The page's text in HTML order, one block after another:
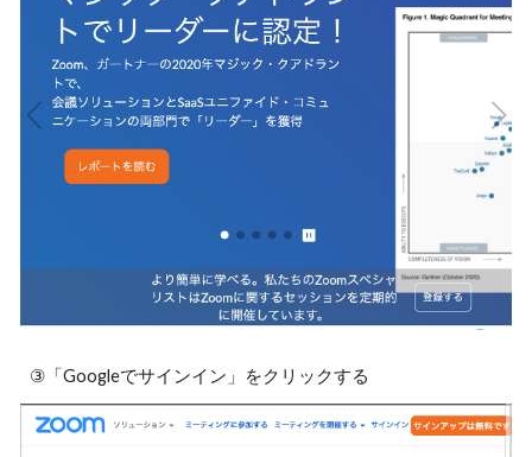
③「Googleでサインイン」をクリックする